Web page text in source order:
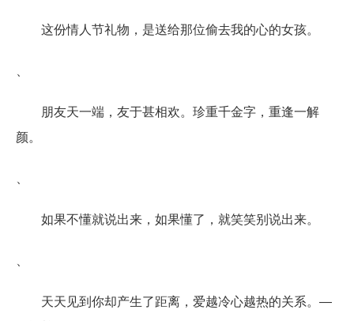
这份情人节礼物，是送给那位偷去我的心的女孩。
朋友天一端，友于甚相欢。珍重千金字，重逢一解
颜。
如果不懂就说出来，如果懂了，就笑笑别说出来。
天天见到你却产生了距离，爱越冷心越热的关系。―